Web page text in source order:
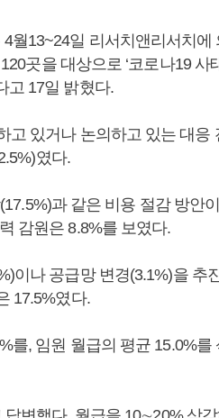
월13~24일 리서치앤리서치에
곳을 대상으로 ‘코로나19 사
고 17일 밝혔다.
고 있거나 논의하고 있는 대응
였다.
과 같은 비용 절감 방안이
감원은 8.8%를 보였다.
이나 공급망 변경(3.1%)을 추
17.5%였다.
를, 임원 월급의 평균 15.0%를